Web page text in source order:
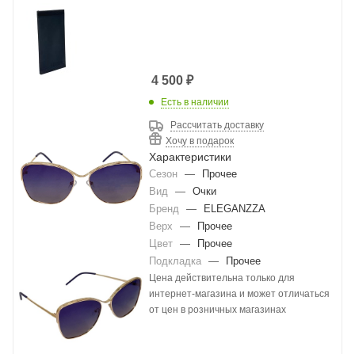
4 500₽
Есть в наличии
Рассчитать доставку
Хочу в подарок
Характеристики
Сезон —
Прочее
Вид
—
Очки
Бренд
—
ELEGANZZA
Верх
—
Прочее
Цвет —
Прочее
Подкладка — Прочее
Цена действительна только для
интернет-магазина и может отличаться
от цен в розничных магазинах